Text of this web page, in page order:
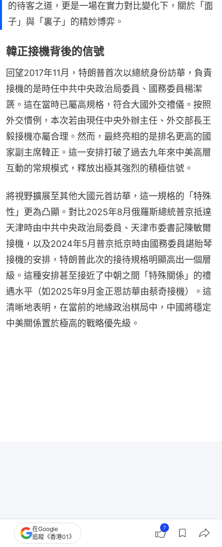
的待客之道，更是一場在實力對比變化下，關於「面
子」與「裏子」的精妙博弈。
韓正接機背後的信號
回望2017年11月，特朗普首次以總統身份訪華，負責
接機的是時任中共中央政治局委員、國務委員楊潔
篪。這在當時已屬高規格，符合大國外交禮儀。按照
外交慣例，本次若由現任中央外辦主任、外交部長王
毅接機亦屬合理。然而，最終亮相的是排名更高的國
家副主席韓正。這一安排打破了過去九年來中美高層
互動的常規模式，釋放出極其強烈的積極信號。
將視野擴展至其他大國元首訪華，這一規格的「特殊
性」更為凸顯。對比2025年8月俄羅斯總統普京抵達
天津時由中共中央政治局委員、天津市委書記陳敏爾
接機，以及2024年5月普京抵京時由國務委員諶貽琴
接機的安排，特朗普此次的接待規格明顯高出一個層
級。這種安排甚至接近了中朝之間「特殊關係」的禮
遇水平（如2025年9月金正恩訪華由蔡奇接機）。這
清晰地表明，在當前的地緣政治棋局中，中國將穩定
中美關係置於極高的戰略優先級。
在Google
追蹤《香港01》
7